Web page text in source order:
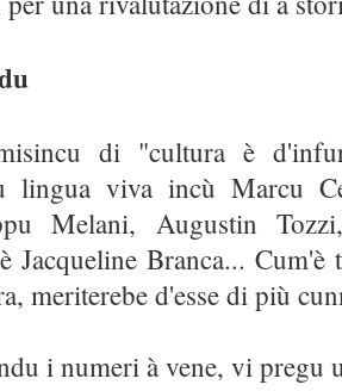
di "cultura è
lingua viva incù Marcu
Melani, Augustin
Jacqueline Branca...
meriterebe d'esse di più
i numeri à vene, vi pregu